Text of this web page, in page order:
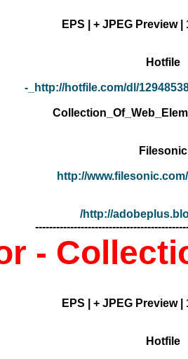
Hotfile
http://hotfile.com/dl/
Filesonic
http://
http://
-
Hotfile